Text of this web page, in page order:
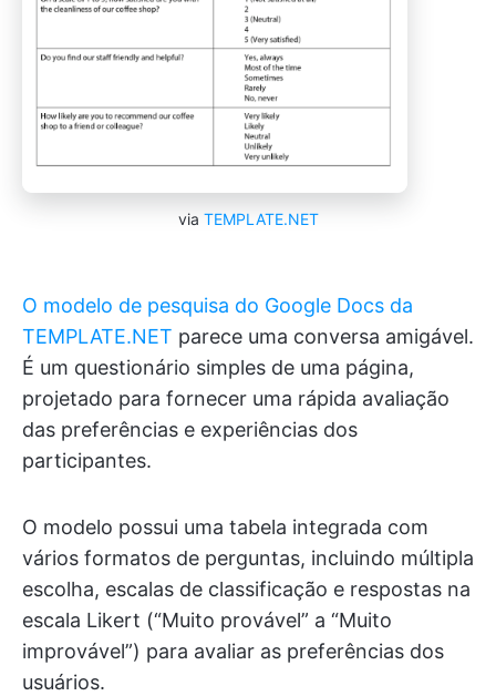
via TEMPLATE.NET
O modelo de pesquisa do Google Docs da
TEMPLATE.NET parece uma conversa amigável.
É um questionário simples de uma página,
projetado para fornecer uma rápida avaliação
das preferências e experiências dos
participantes.
O modelo possui uma tabela integrada com
vários formatos de perguntas, incluindo múltipla
escolha, escalas de classificação e respostas na
escala Likert (“Muito provável” a “Muito
improvável”) para avaliar as preferências dos
usuários.